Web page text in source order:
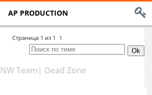
AP PRODUCTION
Страница 1 из 1 1
NW Team| Dead Zоne